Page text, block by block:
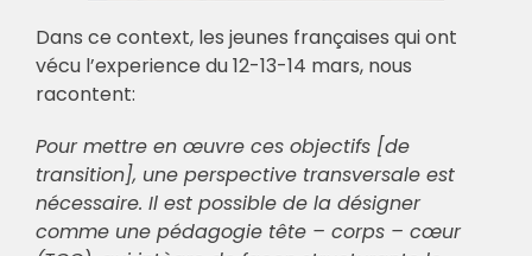
Dans ce context, les jeunes françaises qui ont
vécu l’experience du 12-13-14 mars, nous
racontent:
Pour mettre en œuvre ces objectifs [de
transition], une perspective transversale est
nécessaire. Il est possible de la désigner
comme une pédagogie tête – corps – cœur